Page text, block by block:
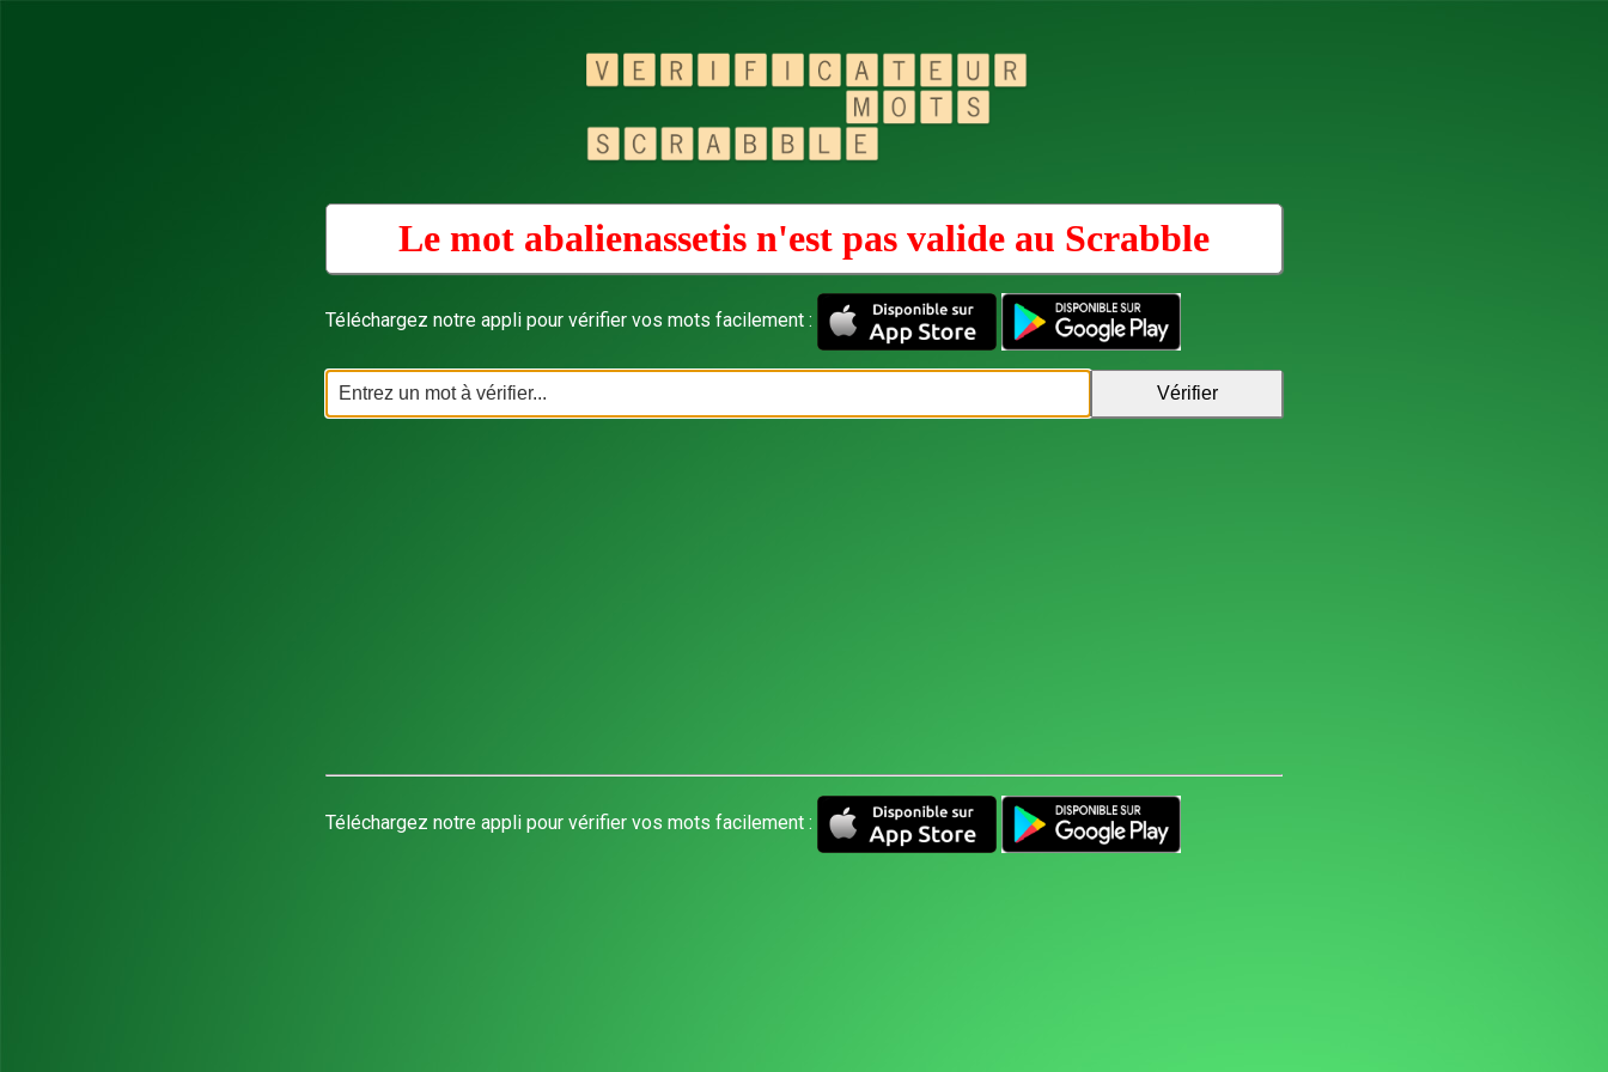
Le mot abalienassetis n'est pas valide au Scrabble
Téléchargez notre appli pour vérifier vos mots facilement :
Téléchargez notre appli pour vérifier vos mots facilement :